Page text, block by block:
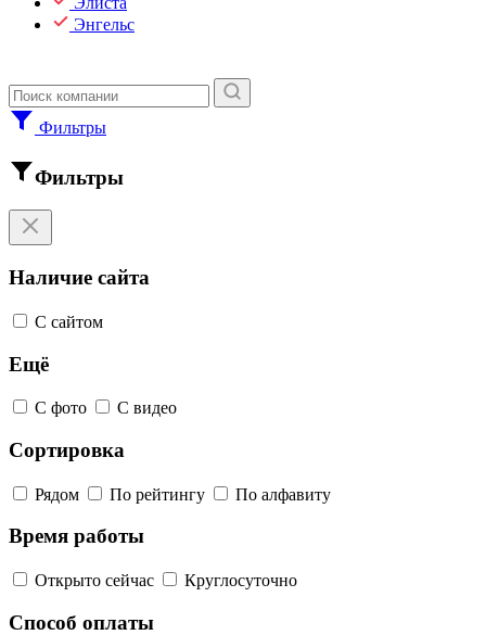
Энгельс
Фильтры
Фильтры
Наличие сайта
С сайтом
Ещё
С фото С видео
Сортировка
Рядом По рейтингу По алфавиту
Время работы
Открыто сейчас Круглосуточно
Способ оплаты